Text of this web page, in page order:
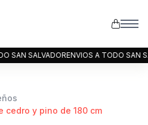
ENVIOS A TODO SAN SALVADOR
cedro y pino de 180 cm